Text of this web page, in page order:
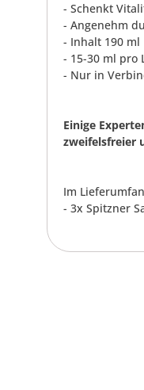
- Schenkt
- Angenehm
- Inhalt 190 ml
- 15-30 ml pro
- Nur in
Einige
zweifelsfreier
Im
- 3x Spitzner